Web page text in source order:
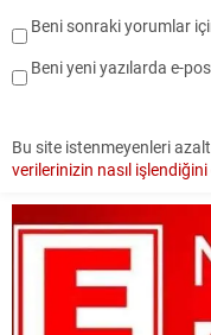
Beni sonraki yorumlar
Beni yeni yazılarda e-
Bu site istenmeyenleri
verilerinizin nasıl